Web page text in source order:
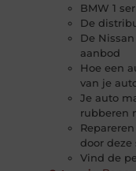
BMW 1
De
De
aanbod
Hoe een
van je
Je auto
rubberen
door deze
Vind de